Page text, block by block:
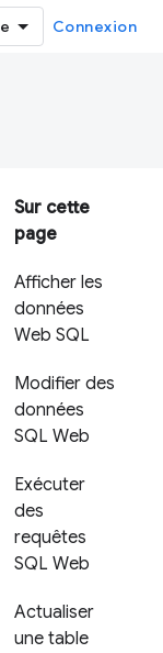
Connexion
Sur cette
page
Afficher les
données
Web SQL
Modifier des
données
SQL Web
Exécuter
des
requêtes
SQL Web
Actualiser
une table